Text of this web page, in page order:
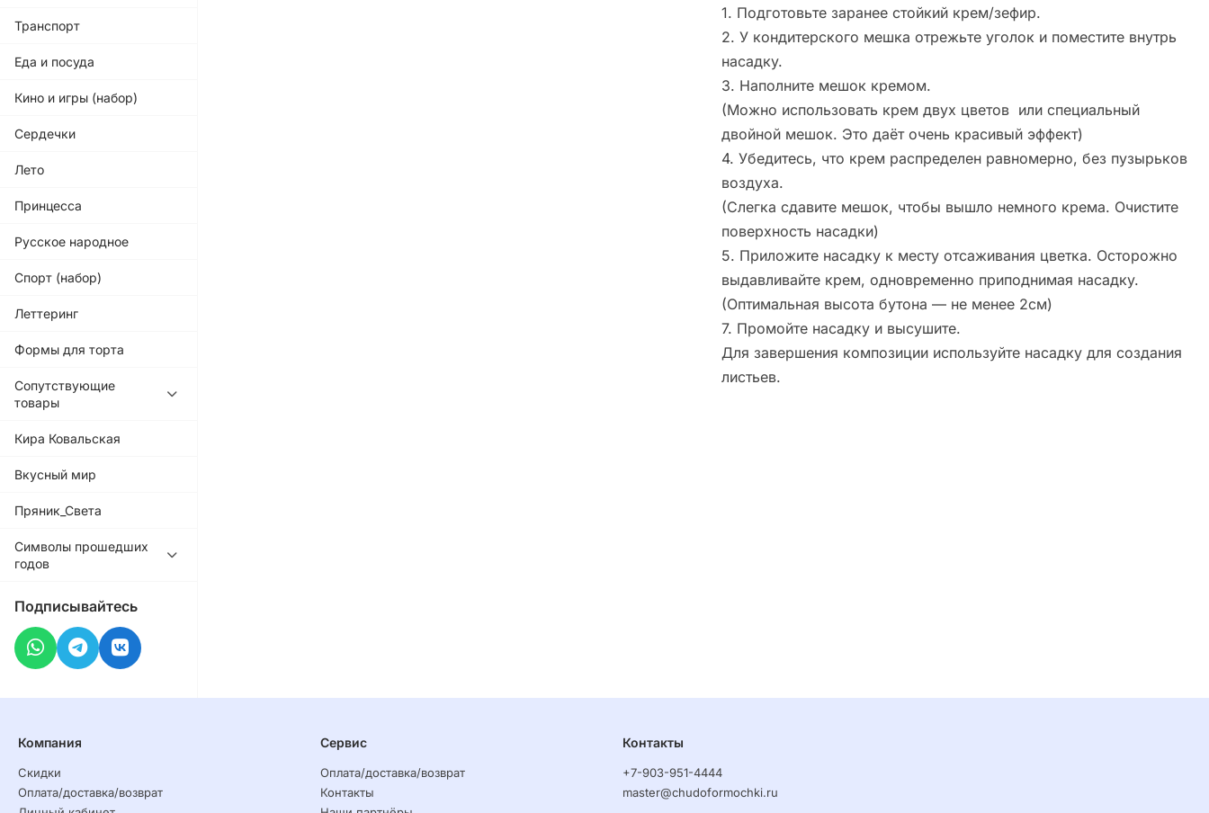
Транспорт
Еда и посуда
Кино и игры (набор)
Сердечки
Лето
Принцесса
Русское народное
Спорт (набор)
Леттеринг
Формы для торта
Сопутствующие
товары
Кира Ковальская
Вкусный мир
Пряник_Света
Символы прошедших
годов
Подписывайтесь
1. Подготовьте заранее стойкий крем/зефир.
2. У кондитерского мешка отрежьте уголок и поместите внутрь
насадку.
3. Наполните мешок кремом.
(Можно использовать крем двух цветов или специальный
двойной мешок. Это даёт очень красивый эффект)
4. Убедитесь, что крем распределен равномерно, без пузырьков
воздуха.
(Слегка сдавите мешок, чтобы вышло немного крема. Очистите
поверхность насадки)
5. Приложите насадку к месту отсаживания цветка. Осторожно
выдавливайте крем, одновременно приподнимая насадку.
(Оптимальная высота бутона — не менее 2см)
7. Промойте насадку и высушите.
Для завершения композиции используйте насадку для создания
листьев.
Компания
Скидки
Оплата/доставка/возврат
Сервис
Оплата/доставка/возврат
Контакты
Контакты
+7-903-951-4444
master@chudoformochki.ru